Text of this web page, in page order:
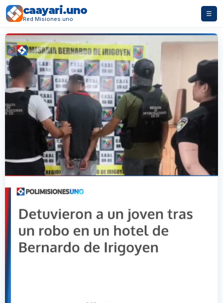
caayari.uno
Red Misiones.uno
☰